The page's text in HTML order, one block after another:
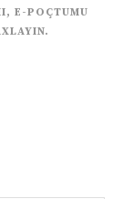
E-POÇTUMU